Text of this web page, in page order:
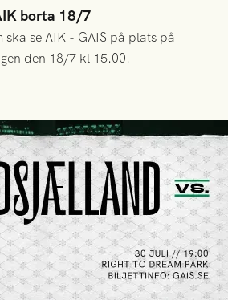
borta 18/7
se AIK - GAIS på plats på
den 18/7 kl 15.00.